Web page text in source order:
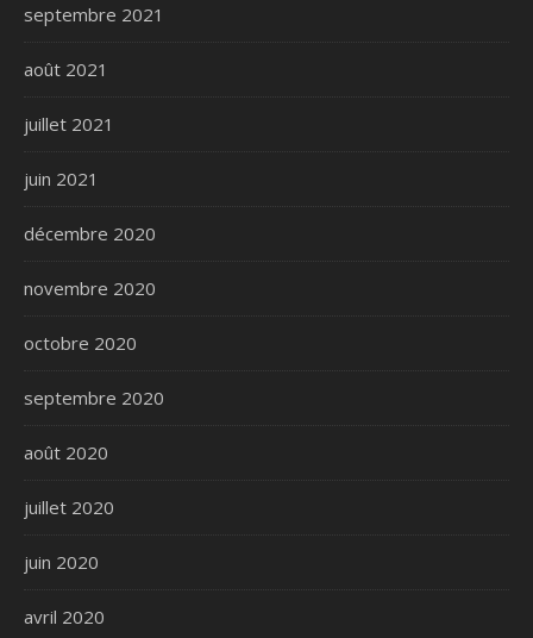
septembre 2021
août 2021
juillet 2021
juin 2021
décembre 2020
novembre 2020
octobre 2020
septembre 2020
août 2020
juillet 2020
juin 2020
avril 2020